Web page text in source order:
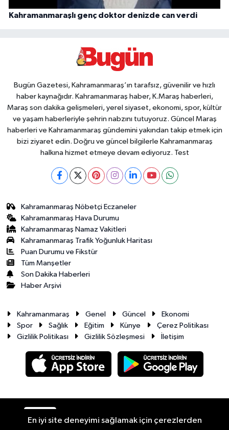
Kahramanmaraşlı genç doktor denizde can verdi
Bugün Gazetesi, Kahramanmaraş’ın tarafsız, güvenilir ve hızlı
haber kaynağıdır. Kahramanmaraş haber, K.Maraş haberleri,
Maraş son dakika gelişmeleri, yerel siyaset, ekonomi, spor, kültür
ve yaşam haberleriyle şehrin nabzını tutuyoruz. Güncel Maraş
haberleri ve Kahramanmaraş gündemini yakından takip etmek için
bizi ziyaret edin. Doğru ve güncel bilgilerle Kahramanmaraş
halkına hizmet etmeye devam ediyoruz. Test
Kahramanmaraş Nöbetçi Eczaneler
Kahramanmaraş Hava Durumu
Kahramanmaraş Namaz Vakitleri
Kahramanmaraş Trafik Yoğunluk Haritası
Puan Durumu ve Fikstür
Tüm Manşetler
Son Dakika Haberleri
Haber Arşivi
Kahramanmaraş Genel Güncel
Ekonomi
Spor
Sağlık Eğitim Künye
Çerez Politikası
Gizlilik Politikası
Gizlilik Sözleşmesi İletişim
En iyi site deneyimi sağlamak için çerezlerden